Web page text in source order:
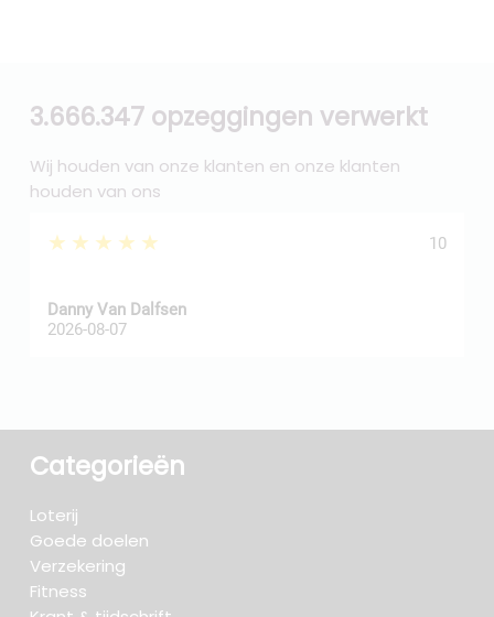
3.666.347 opzeggingen verwerkt
Wij houden van onze klanten en onze klanten
houden van ons
★★★★★ 10
Danny Van Dalfsen
2026-08-07
Categorieën
Loterij
Goede doelen
Verzekering
Fitness